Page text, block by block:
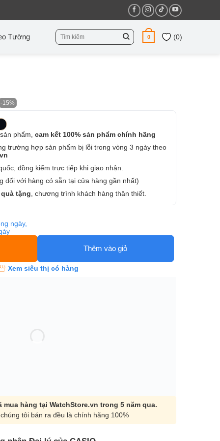
Tường
Tìm
kiếm:
0 (0)
-15%
phẩm, cam kết 100% sản phẩm chính hãng
trường hợp sản phẩm bị lỗi trong vòng 3 ngày theo
đồng kiểm trực tiếp khi giao nhận.
đối với hàng có sẵn tại cửa hàng gần nhất)
tặng , chương trình khách hàng thân thiết.
ngày,
Thêm vào giỏ
Xem siêu thị có hàng
mua hàng tại WatchStore.vn trong 5 năm qua.
tôi bán ra đều là chính hãng 100%